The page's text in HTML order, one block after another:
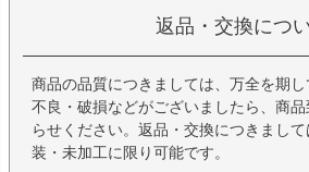
返品・交換につ
商品の品質につきましては、万全を期
不良・破損などがございましたら、商
らせください。返品・交換につきまし
装・未加工に限り可能です。